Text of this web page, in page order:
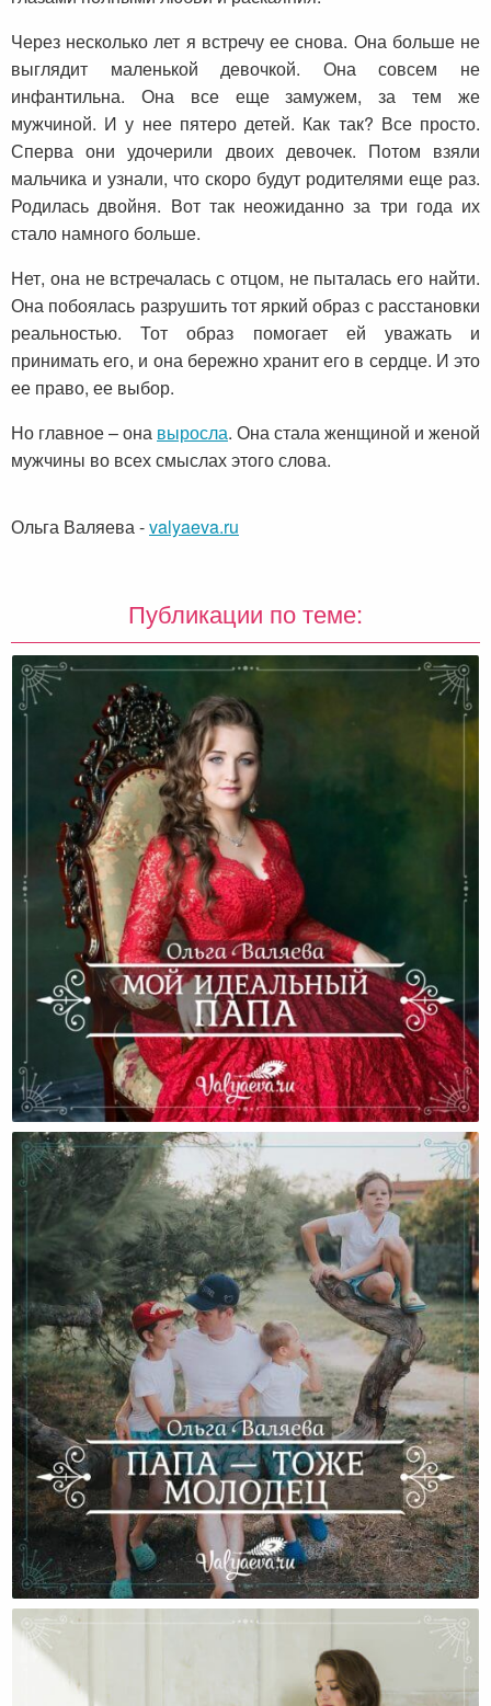
Через несколько лет я встречу ее снова. Она больше не
выглядит маленькой девочкой. Она совсем не
инфантильна. Она все еще замужем, за тем же
мужчиной. И у нее пятеро детей. Как так? Все просто.
Сперва они удочерили двоих девочек. Потом взяли
мальчика и узнали, что скоро будут родителями еще раз.
Родилась двойня. Вот так неожиданно за три года их
стало намного больше.
Нет, она не встречалась с отцом, не пыталась его найти.
Она побоялась разрушить тот яркий образ с расстановки
реальностью. Тот образ помогает ей уважать и
принимать его, и она бережно хранит его в сердце. И это
ее право, ее выбор.
Но главное – она выросла. Она стала женщиной и женой
мужчины во всех смыслах этого слова.
Ольга Валяева-valyaeva.ru
Публикации по теме:
Мой Идеальный Папа
Папа — Тоже Молодец